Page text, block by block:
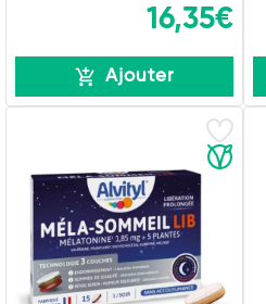
16,35€
Ajouter